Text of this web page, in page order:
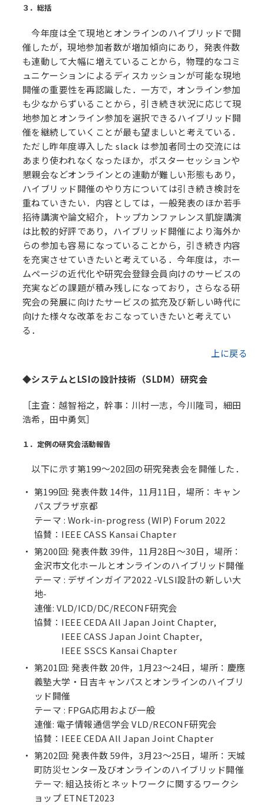
３．総括
今年度は全て現地とオンラインのハイブリッドで開
催したが，現地参加者数が増加傾向にあり，発表件数
も連動して大幅に増えていることから，物理的なコミ
ュニケーションによるディスカッションが可能な現地
開催の重要性を再認識した．一方で，オンライン参加
も少なからずいることから，引き続き状況に応じて現
地参加とオンライン参加を選択できるハイブリッド開
催を継続していくことが最も望ましいと考えている．
ただし昨年度導入した slack は参加者同士の交流には
あまり使われなくなったほか，ポスターセッションや
懇親会などオンラインとの連動が難しい形態もあり，
ハイブリッド開催のやり方については引き続き検討を
重ねていきたい．内容としては，一般発表のほか若手
招待講演や論文紹介，トップカンファレンス凱旋講演
は比較的好評であり，ハイブリッド開催により海外か
らの参加も容易になっていることから，引き続き内容
を充実させていきたいと考えている．今年度は，ホー
ムページの近代化や研究会登録会員向けのサービスの
充実などの課題が積み残しになっており，さらなる研
究会の発展に向けたサービスの拡充及び新しい時代に
向けた様々な改革をおこなっていきたいと考えてい
る．
上に戻る
◆システムとLSIの設計技術（SLDM）研究会
［主査：越智裕之，幹事：川村一志，今川隆司，細田
浩希，田中勇気］
１．定例の研究会活動報告
以下に示す第199～202回の研究発表会を開催した．
第199回: 発表件数 14件，11月11日，場所：キャン
パスプラザ京都
テーマ : Work-in-progress (WIP) Forum 2022
協賛：IEEE CASS Kansai Chapter
第200回: 発表件数 39件，11月28日〜30日，場所：
金沢市文化ホールとオンラインのハイブリッド開催
テーマ : デザインガイア2022 -VLSI設計の新しい大
地-
連催: VLD/ICD/DC/RECONF研究会
協賛：IEEE CEDA All Japan Joint Chapter,
IEEE CASS Japan Joint Chapter,
IEEE SSCS Kansai Chapter
第201回: 発表件数 20件，1月23〜24日，場所：慶應
義塾大学・日吉キャンパスとオンラインのハイブリ
ッド開催
テーマ : FPGA応用および一般
連催: 電子情報通信学会 VLD/RECONF研究会
協賛：IEEE CEDA All Japan Joint Chapter
第202回: 発表件数 59件，3月23〜25日，場所：天城
町防災センター及びオンラインのハイブリッド開催
テーマ: 組込技術とネットワークに関するワークシ
ョップ ETNET2023